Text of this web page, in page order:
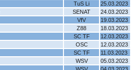
TuS Li 25.03.2023
SENAT 24.03.2023
VfV 19.03.2023
Z88 18.03.2023
SC TF 12.03.2023
OSC 12.03.2023
SC TF 11.03.2023
WSV 05.03.2023